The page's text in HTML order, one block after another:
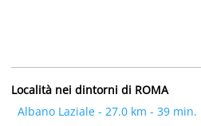
Località nei dintorni di ROMA
Albano Laziale - 27.0 km - 39 min.